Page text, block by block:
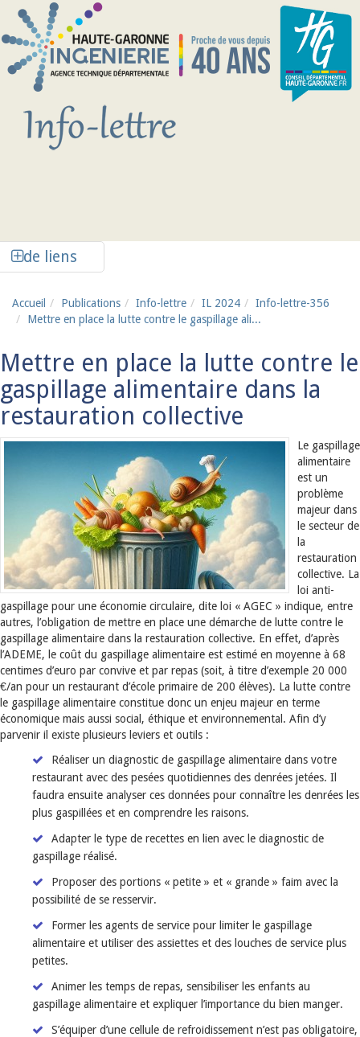
Aller au contenu principal
de liens
Accueil Publications Info-lettre IL 2024
Info-lettre-356
Mettre en place la lutte contre le gaspillage ali...
Mettre en place la lutte contre le
gaspillage alimentaire dans la
restauration collective
Le gaspillage
alimentaire
est un
problème
majeur dans
le secteur de
la
restauration
collective. La
loi anti-
gaspillage pour une économie circulaire, dite loi « AGEC » indique, entre
autres, l’obligation de mettre en place une démarche de lutte contre le
gaspillage alimentaire dans la restauration collective. En effet, d’après
l’ADEME, le coût du gaspillage alimentaire est estimé en moyenne à 68
centimes d’euro par convive et par repas (soit, à titre d’exemple 20 000
€/an pour un restaurant d’école primaire de 200 élèves). La lutte contre
le gaspillage alimentaire constitue donc un enjeu majeur en terme
économique mais aussi social, éthique et environnemental. Afin d’y
parvenir il existe plusieurs leviers et outils :
Réaliser un diagnostic de gaspillage alimentaire dans votre
restaurant avec des pesées quotidiennes des denrées jetées. Il
faudra ensuite analyser ces données pour connaître les denrées les
plus gaspillées et en comprendre les raisons.
Adapter le type de recettes en lien avec le diagnostic de
gaspillage réalisé.
Proposer des portions « petite » et « grande » faim avec la
possibilité de se resservir.
Former les agents de service pour limiter le gaspillage
alimentaire et utiliser des assiettes et des louches de service plus
petites.
Animer les temps de repas, sensibiliser les enfants au
gaspillage alimentaire et expliquer l’importance du bien manger.
S’équiper d’une cellule de refroidissement n’est pas obligatoire,